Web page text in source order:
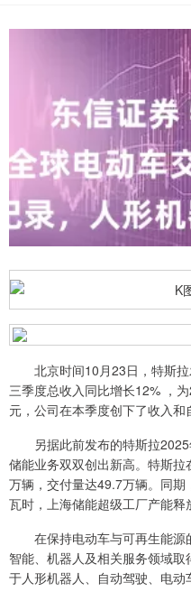
北京时间10月23日，特斯拉
三季度总收入同比增长12% ，
元，公司在本季度创下了收入和
另据此前发布的特斯拉2025
储能业务双双创出新高。特斯
万辆，交付量达49.7万辆。同
瓦时，上海储能超级工厂产能释
在保持电动车与可再生能源
智能、机器人及相关服务领域
于人形机器人、自动驾驶、电动